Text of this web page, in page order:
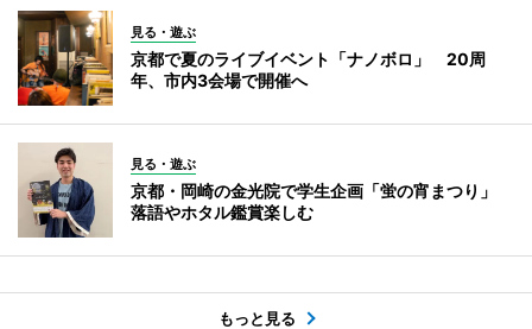
見る・遊ぶ
京都で夏のライブイベント「ナノボロ」 20周
年、市内3会場で開催へ
見る・遊ぶ
京都・岡崎の金光院で学生企画「蛍の宵まつり」
落語やホタル鑑賞楽しむ
もっと見る